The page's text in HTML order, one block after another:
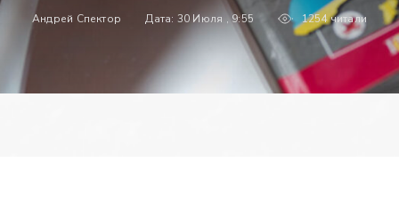
Андрей Спектор Дата: 30 Июля , 9:55 1254 читали